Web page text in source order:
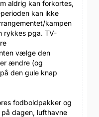
aldrig kan forkortes,
kan ikke
kampen
rykkes pga. TV-
vælge den
ændre (og
den gule knap
fodboldpakker og
dagen, lufthavne